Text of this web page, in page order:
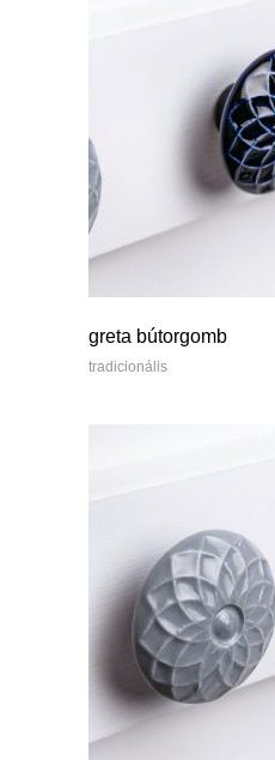
greta bútorgomb
tradicionális